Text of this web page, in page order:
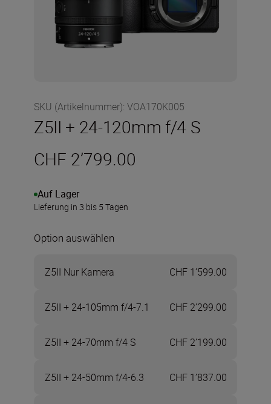
SKU (Artikelnummer): VOA170K005
Z5II + 24-120mm f/4 S
CHF 2’799.00
Auf Lager
Lieferung in 3 bis 5 Tagen
Option auswählen
Z5II Nur Kamera CHF 1’599.00
Z5II + 24-105mm f/4-7.1 CHF 2’299.00
Z5II + 24-70mm f/4 S CHF 2’199.00
Z5II + 24-50mm f/4-6.3 CHF 1’837.00